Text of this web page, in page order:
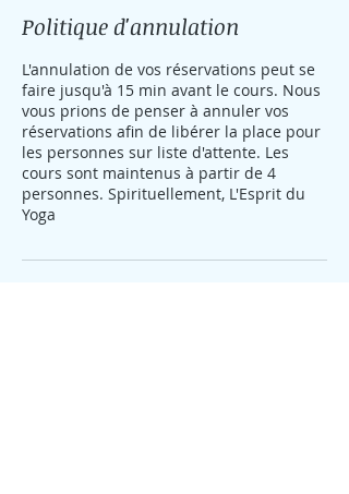
Politique d'annulation
L'annulation de vos réservations peut se
faire jusqu'à 15 min avant le cours. Nous
vous prions de penser à annuler vos
réservations afin de libérer la place pour
les personnes sur liste d'attente. Les
cours sont maintenus à partir de 4
personnes. Spirituellement, L'Esprit du
Yoga